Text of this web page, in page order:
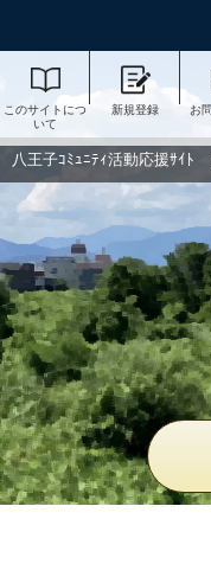
このサイトにつ
いて
新規登録 お
八王子ｺﾐｭﾆﾃｨ活動応援ｻｲﾄ